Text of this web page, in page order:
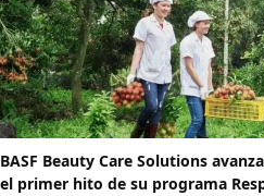
BASF Beauty Care Solutions
el primer hito de su programa